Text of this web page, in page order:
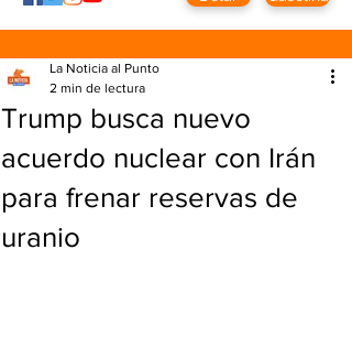
Trump busca nuevo
acuerdo nuclear con Irán
para frenar reservas de
uranio
La Noticia al Punto
2 min de lectura